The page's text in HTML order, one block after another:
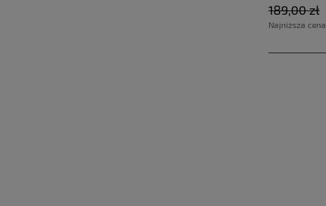
189,00 zł
Najniższa